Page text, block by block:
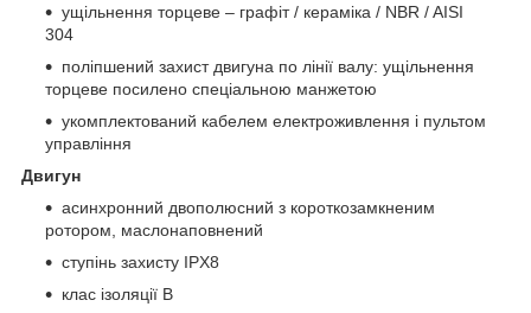
ущільнення торцеве – графіт / кераміка / NBR / AISI
304
поліпшений захист двигуна по лінії валу: ущільнення
торцеве посилено спеціальною манжетою
укомплектований кабелем електроживлення і пультом
управління
Двигун
асинхронний двополюсний з короткозамкненим
ротором, маслонаповнений
ступінь захисту IPХ8
клас ізоляції В